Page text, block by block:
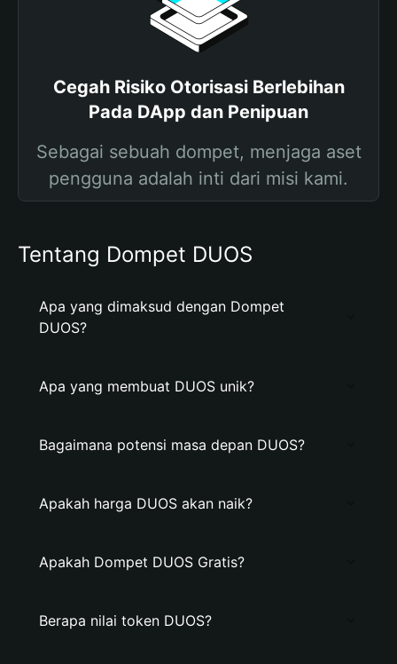
Cegah Risiko Otorisasi Berlebihan
Pada DApp dan Penipuan
Sebagai sebuah dompet, menjaga aset
pengguna adalah inti dari misi kami.
Tentang Dompet DUOS
Apa yang dimaksud dengan Dompet
DUOS?
Apa yang membuat DUOS unik?
Bagaimana potensi masa depan DUOS?
Apakah harga DUOS akan naik?
Apakah Dompet DUOS Gratis?
Berapa nilai token DUOS?